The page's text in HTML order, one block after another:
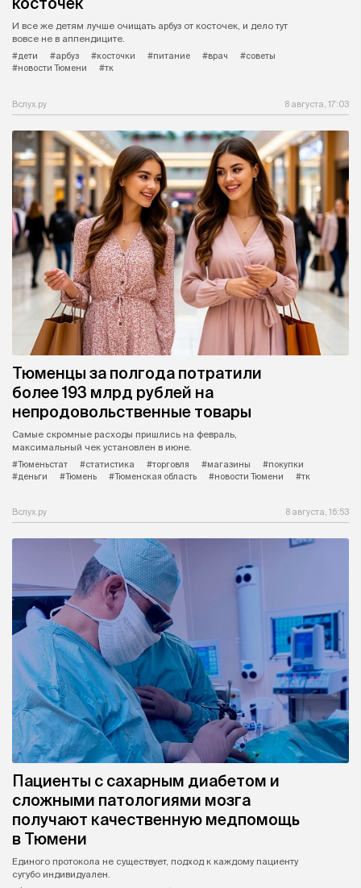
И все же детям лучше очищать арбуз от косточек, и дело тут
вовсе не в аппендиците.
#дети
#арбуз #косточки #питание #врач
#советы
#новости Тюмени
#тк
Вслух.ру 8 августа, 17:03
Тюменцы за полгода потратили
более 193 млрд рублей на
непродовольственные товары
Самые скромные расходы пришлись на февраль,
максимальный чек установлен в июне.
#Тюменьстат
#статистика #торговля #магазины
#покупки
#деньги
#Тюмень #Тюменская область #новости Тюмени #тк
Вслух.ру 8 августа, 16:53
Пациенты с сахарным диабетом и
сложными патологиями мозга
получают качественную медпомощь
в Тюмени
Единого протокола не существует, подход к каждому пациенту
сугубо индивидуален.